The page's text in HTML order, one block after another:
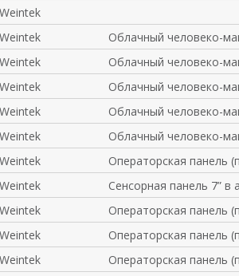
- новая инновационная
Weintek
Weintek Облачный человеко-
Weintek Облачный человеко-
Weintek Облачный человеко-
Weintek Облачный человеко-
Weintek Облачный человеко-
Weintek Операторская панель
Weintek Сенсорная панель 7” в
Weintek Операторская панель
Weintek Операторская панель
Weintek Операторская панель